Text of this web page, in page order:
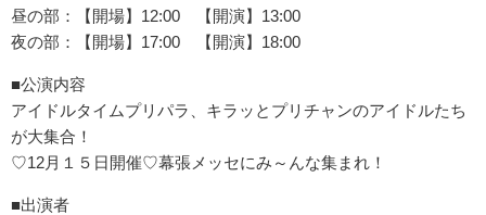
昼の部：【開場】12:00 【開演】13:00
夜の部：【開場】17:00 【開演】18:00
■公演内容
アイドルタイムプリパラ、 キラッとプリチャンのアイドルたち
が大集合！
♡12月１５日開催♡幕張メッセにみ～んな集まれ！
■出演者